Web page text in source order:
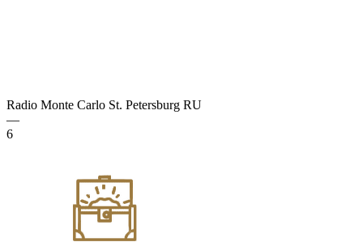
Radio Monte Carlo St. Petersburg RU
—
6